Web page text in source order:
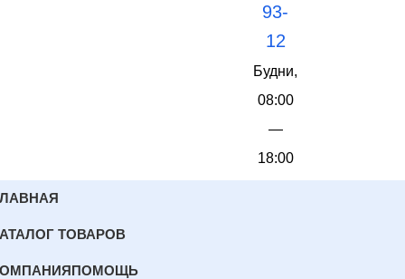
93-
12
Будни,
08:00
—
18:00
ТОВАРОВ
ПОМОЩЬ